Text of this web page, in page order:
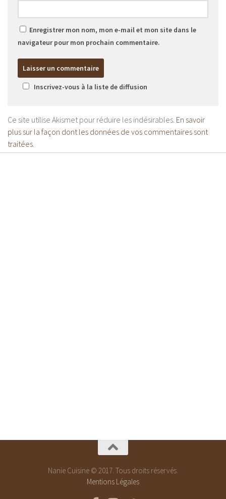
Enregistrer mon nom, mon e-mail et mon site dans le
navigateur pour mon prochain commentaire.
Inscrivez-vous à la liste de diffusion
Ce site utilise Akismet pour réduire les indésirables. En savoir
plus sur la façon dont les données de vos commentaires sont
traitées
Nanie Cuisine © 2017. Tous droits réservés.
Mentions Légales